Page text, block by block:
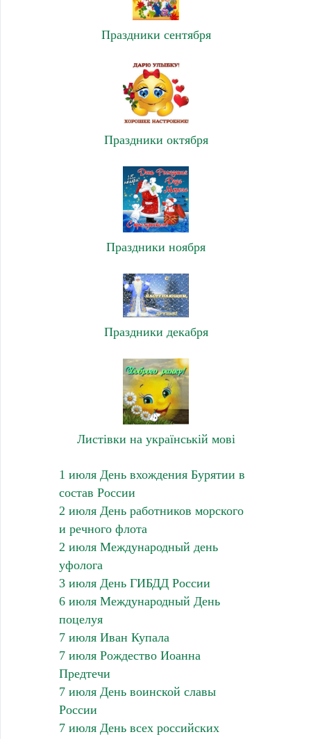
Праздники сентября
Праздники октября
Праздники ноября
Праздники декабря
Листівки на українській мові
1 июля День вхождения Бурятии в
состав России
2 июля День работников морского
и речного флота
2 июля Международный день
уфолога
3 июля День ГИБДД России
6 июля Международный День
поцелуя
7 июля Иван Купала
7 июля Рождество Иоанна
Предтечи
7 июля День воинской славы
России
7 июля День всех российских